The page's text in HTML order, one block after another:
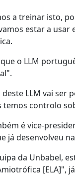
a treinar isto,
estar a
o LLM
LLM vai ser
temos controlo
é vice-
já desenvolveu
da Unbabel,
[ELA]",